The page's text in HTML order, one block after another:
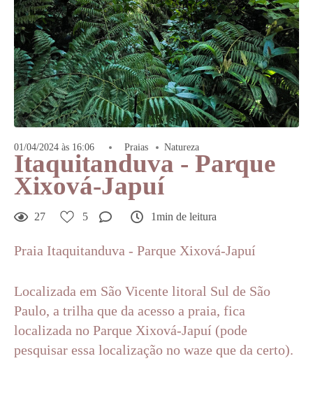
01/04/2024 às 16:06 Praias Natureza
Itaquitanduva - Parque
Xixová-Japuí
27 5 1min de leitura
Praia Itaquitanduva - Parque Xixová-Japuí
Localizada em São Vicente litoral Sul de São
Paulo, a trilha que da acesso a praia, fica
localizada no Parque Xixová-Japuí (pode
pesquisar essa localização no waze que da certo).